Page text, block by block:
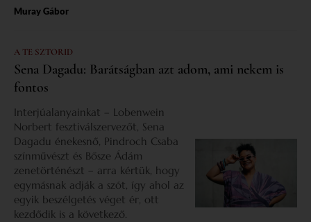
Muray Gábor
A TE SZTORID
Sena Dagadu: Barátságban azt adom, ami nekem is
fontos
Interjúalanyainkat – Lobenwein
Norbert fesztiválszervezőt, Sena
Dagadu énekesnő, Pindroch Csaba
színművészt és Bősze Ádám
zenetörténészt – arra kértük, hogy
egymásnak adják a szót, így ahol az
egyik beszélgetés véget ér, ott
kezdődik is a következő.